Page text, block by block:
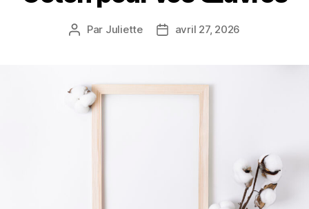
Par Juliette avril 27, 2026